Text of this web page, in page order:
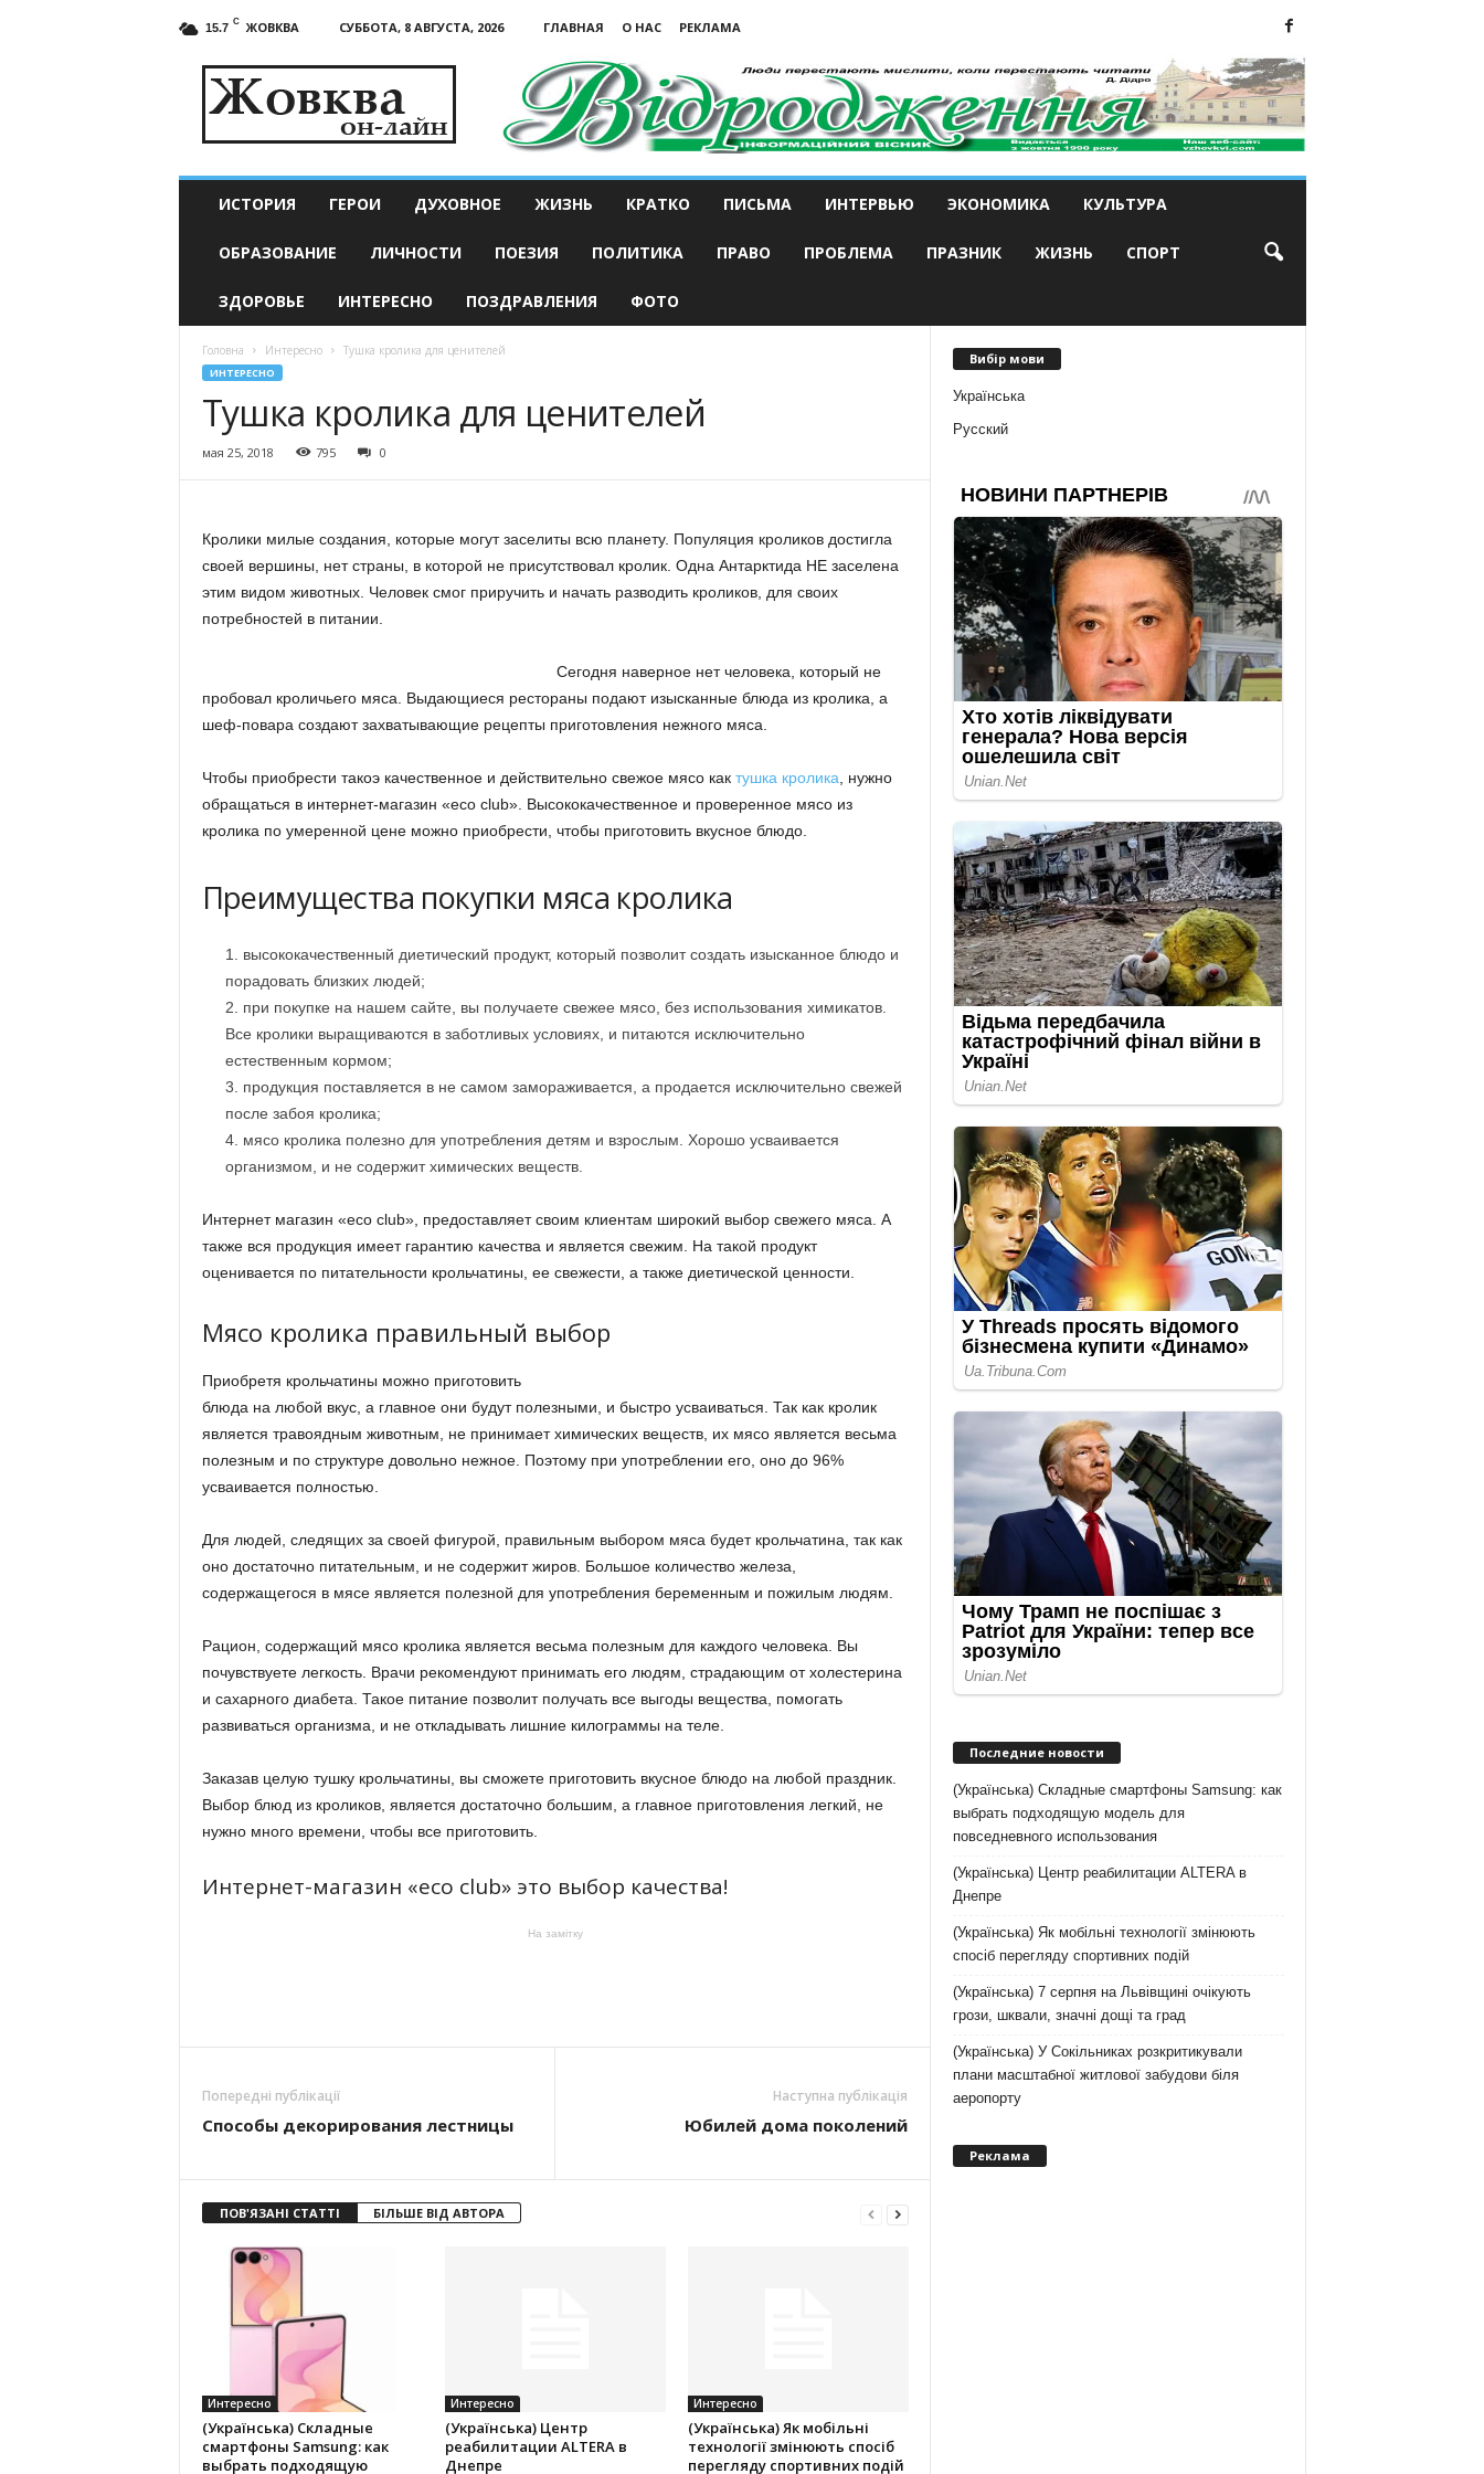
15.7 C ЖОВКВА СУББОТА, 8 АВГУСТА, 2026 ГЛАВНАЯ О НАС
РЕКЛАМА
онлайн
новости
ИСТОРИЯ ГЕРОИ ДУХОВНОЕ ЖИЗНЬ КРАТКО ПИСЬМА ИНТЕРВЬЮ ЭКОНОМИКА КУЛЬТУРА
ОБРАЗОВАНИЕ ЛИЧНОСТИ ПОЕЗИЯ ПОЛИТИКА ПРАВО ПРОБЛЕМА ПРАЗНИК ЖИЗНЬ СПОРТ
ЗДОРОВЬЕ ИНТЕРЕСНО ПОЗДРАВЛЕНИЯ ФОТО
Головна Интересно Тушка кролика для ценителей
ИНТЕРЕСНО
Тушка кролика для ценителей
мая 25, 2018 795 0
Кролики милые создания, которые могут заселиты всю планету. Популяция кроликов достигла
своей вершины, нет страны, в которой не присутствовал кролик. Одна Антарктида НЕ заселена
этим видом животных. Человек смог приручить и начать разводить кроликов, для своих
потребностей в питании.
Сегодня наверное нет человека, который не
пробовал кроличьего мяса. Выдающиеся рестораны подают изысканные блюда из кролика, а
шеф-повара создают захватывающие рецепты приготовления нежного мяса.
Чтобы приобрести такоэ качественное и действительно свежое мясо как тушка кролика , нужно
обращаться в интернет-магазин «eco club». Высококачественное и проверенное мясо из
кролика по умеренной цене можно приобрести, чтобы приготовить вкусное блюдо.
Преимущества покупки мяса кролика
высококачественный диетический продукт, который позволит создать изысканное блюдо и
порадовать близких людей;
при покупке на нашем сайте, вы получаете свежее мясо, без использования химикатов.
Все кролики выращиваются в заботливых условиях, и питаются исключительно
естественным кормом;
продукция поставляется в не самом замораживается, а продается исключительно свежей
после забоя кролика;
мясо кролика полезно для употребления детям и взрослым. Хорошо усваивается
организмом, и не содержит химических веществ.
Интернет магазин «eco club», предоставляет своим клиентам широкий выбор свежего мяса. А
также вся продукция имеет гарантию качества и является свежим. На такой продукт
оценивается по питательности крольчатины, ее свежести, а также диетической ценности.
Мясо кролика правильный выбор
Приобретя крольчатины можно приготовить
блюда на любой вкус, а главное они будут полезными, и быстро усваиваться. Так как кролик
является травоядным животным, не принимает химических веществ, их мясо является весьма
полезным и по структуре довольно нежное. Поэтому при употреблении его, оно до 96%
усваивается полностью.
Для людей, следящих за своей фигурой, правильным выбором мяса будет крольчатина, так как
оно достаточно питательным, и не содержит жиров. Большое количество железа,
содержащегося в мясе является полезной для употребления беременным и пожилым людям.
Рацион, содержащий мясо кролика является весьма полезным для каждого человека. Вы
почувствуете легкость. Врачи рекомендуют принимать его людям, страдающим от холестерина
и сахарного диабета. Такое питание позволит получать все выгоды вещества, помогать
развиваться организма, и не откладывать лишние килограммы на теле.
Заказав целую тушку крольчатины, вы сможете приготовить вкусное блюдо на любой праздник.
Выбор блюд из кроликов, является достаточно большим, а главное приготовления легкий, не
нужно много времени, чтобы все приготовить.
Интернет-магазин «eco club» это выбор качества!
На замітку
Попередні публікації
Способы декорирования лестницы
Наступна публікація
Юбилей дома поколений
ПОВ'ЯЗАНІ СТАТТІ БІЛЬШЕ ВІД АВТОРА
Интересно
(Українська) Складные
смартфоны Samsung: как
выбрать подходящую
Интересно
(Українська) Центр
реабилитации ALTERA в
Днепре
Интересно
(Українська) Як мобільні
технології змінюють спосіб
перегляду спортивних подій
Вибір мови
Українська
Русский
Последние новости
(Українська) Складные смартфоны Samsung: как
выбрать подходящую модель для
повседневного использования
(Українська) Центр реабилитации ALTERA в
Днепре
(Українська) Як мобільні технології змінюють
спосіб перегляду спортивних подій
(Українська) 7 серпня на Львівщині очікують
грози, шквали, значні дощі та град
(Українська) У Сокільниках розкритикували
плани масштабної житлової забудови біля
аеропорту
Реклама